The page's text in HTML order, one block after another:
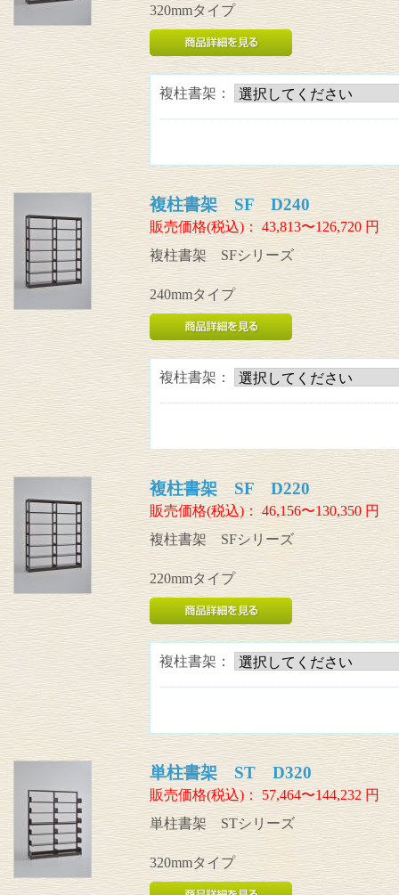
320mmタイプ
複柱書架：
複柱書架 SF D240
販売価格(税込)： 43,813〜126,720円
複柱書架 SFシリーズ
240mmタイプ
複柱書架：
複柱書架 SF D220
販売価格(税込)： 46,156〜130,350円
複柱書架 SFシリーズ
220mmタイプ
複柱書架：
単柱書架 ST D320
販売価格(税込)： 57,464〜144,232円
単柱書架 STシリーズ
320mmタイプ